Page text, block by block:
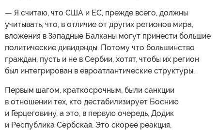
— Я считаю, что США и ЕС, прежде всего, должны
учитывать, что, в отличие от других регионов мира,
вложения в Западные Балканы могут принести большие
политические дивиденды. Потому что большинство
граждан, пусть и не в Сербии, хотят, чтобы их регион
был интегрирован в евроатлантические структуры.
Первым шагом, краткосрочным, были санкции
в отношении тех, кто дестабилизирует Боснию
и Герцеговину, а это, в первую очередь, Додик
и Республика Сербская. Это скорее реакция,